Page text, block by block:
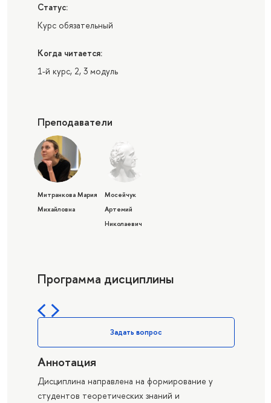
Статус:
Курс обязательный
Когда читается:
1-й курс, 2, 3 модуль
Преподаватели
Митранкова Мария
Михайловна
Мосейчук
Артемий
Николаевич
Программа дисциплины
Задать вопрос
Аннотация
Дисциплина направлена на формирование у
студентов теоретических знаний и